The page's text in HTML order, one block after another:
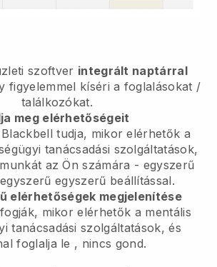
szoftver integrált naptárral
figyelemmel kíséri a foglalásokat /
találkozókat.
meg elérhetőségeit
tudja, mikor elérhetők a
tanácsadási szolgáltatások,
az Ön számára - egyszerű
egyszerű beállítással.
elérhetőségek megjelenítése
mikor elérhetők a mentális
tanácsadási szolgáltatások, és
foglalja le , nincs gond.